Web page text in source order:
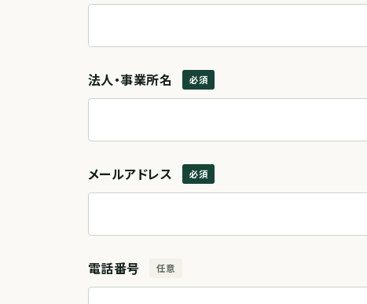
法人・事業所名 必須
メールアドレス 必須
電話番号 任意